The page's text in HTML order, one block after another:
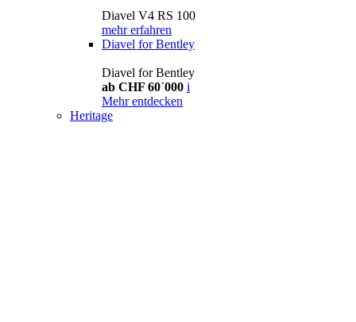
Diavel V4 RS 100
mehr erfahren
Diavel for Bentley
Diavel for Bentley
ab CHF 60´000 i
Mehr entdecken
Heritage